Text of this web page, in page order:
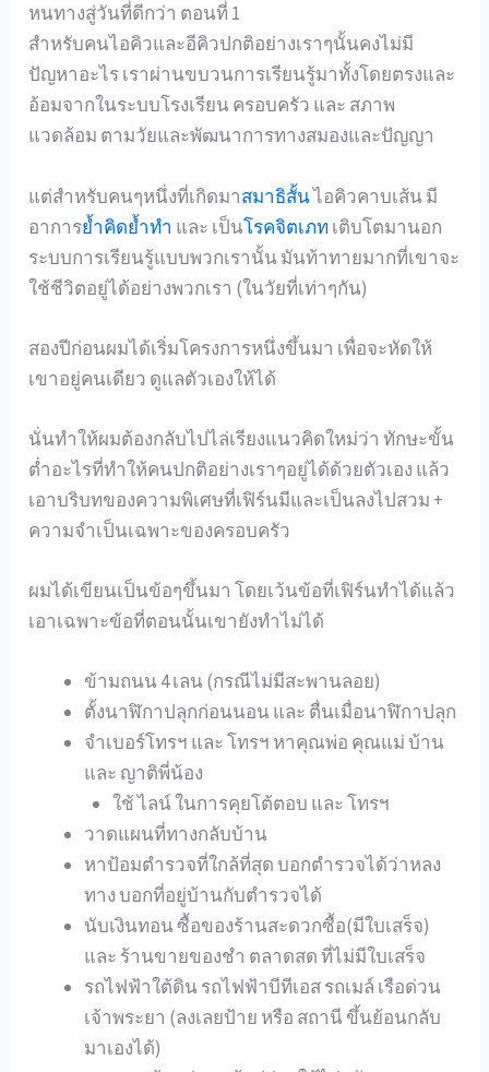
หนทางสู่วันที่ดีกว่า ตอนที่ 1
สำหรับคนไอคิวและอีคิวปกติอย่างเราๆนั้นคงไม่มี
ปัญหาอะไร เราผ่านขบวนการเรียนรู้มาทั้งโดยตรงและ
อ้อมจากในระบบโรงเรียน ครอบครัว และ สภาพ
แวดล้อม ตามวัยและพัฒนาการทางสมองและปัญญา
แต่สำหรับคนๆหนึ่งที่เกิดมาสมาธิสั้นไอคิวคาบเส้น มี
อาการย้ำคิดย้ำทำ และ เป็นโรคจิตเภท เติบโตมานอก
ระบบการเรียนรู้แบบพวกเรานั้น มันท้าทายมากที่เขาจะ
ใช้ชีวิตอยู่ได้อย่างพวกเรา (ในวัยที่เท่าๆกัน)
สองปีก่อนผมได้เริ่มโครงการหนึ่งขึ้นมา เพื่อจะหัดให้
เขาอยู่คนเดียว ดูแลตัวเองให้ได้
นั่นทำให้ผมต้องกลับไปไล่เรียงแนวคิดใหม่ว่า ทักษะขั้น
ต่ำอะไรที่ทำให้คนปกติอย่างเราๆอยู่ได้ด้วยตัวเอง แล้ว
เอาบริบทของความพิเศษที่เฟิร์นมีและเป็นลงไปสวม +
ความจำเป็นเฉพาะของครอบครัว
ผมได้เขียนเป็นข้อๆขึ้นมา โดยเว้นข้อที่เฟิร์นทำได้แล้ว
เอาเฉพาะข้อที่ตอนนั้นเขายังทำไม่ได้
ข้ามถนน 4 เลน (กรณีไม่มีสะพานลอย)
ตั้งนาฬิกาปลุกก่อนนอน และ ตื่นเมื่อนาฬิกาปลุก
จำเบอร์โทรฯ และ โทรฯ หาคุณพ่อ คุณแม่ บ้าน
และ ญาติพี่น้อง
ใช้ ไลน์ ในการคุยโต้ตอบ และ โทรฯ
วาดแผนที่ทางกลับบ้าน
หาป้อมตำรวจที่ใกล้ที่สุด บอกตำรวจได้ว่าหลง
ทาง บอกที่อยู่บ้านกับตำรวจได้
นับเงินทอน ซื้อของร้านสะดวกซื้อ(มีใบเสร็จ)
และ ร้านขายของชำ ตลาดสด ที่ไม่มีใบเสร็จ
รถไฟฟ้าใต้ดิน รถไฟฟ้าบีทีเอส รถเมล์ เรือด่วน
เจ้าพระยา (ลงเลยป้าย หรือ สถานี ขึ้นย้อนกลับ
มาเองได้)